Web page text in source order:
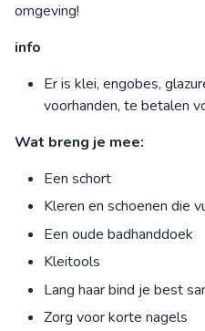
omgeving!
info
Er is klei, engobes,
voorhanden, te betalen
Wat breng je mee:
Een schort
Kleren en schoenen die
Een oude badhanddoek
Kleitools
Lang haar bind je best
Zorg voor korte nagels